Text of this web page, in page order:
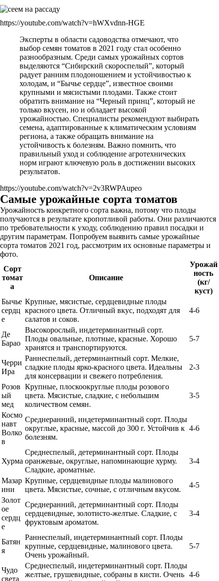
https://youtube.com/watch?v=hWXvdnn-HGE
Эксперты в области садоводства отмечают, что
выбор семян томатов в 2021 году стал особенно
разнообразным. Среди самых урожайных сортов
выделяются “Сибирский скороспелый”, который
радует ранним плодоношением и устойчивостью к
холодам, и “Бычье сердце”, известное своими
крупными и мясистыми плодами. Также стоит
обратить внимание на “Черный принц”, который не
только вкусен, но и обладает высокой
урожайностью. Специалисты рекомендуют выбирать
семена, адаптированные к климатическим условиям
региона, а также обращать внимание на
устойчивость к болезням. Важно помнить, что
правильный уход и соблюдение агротехнических
норм играют ключевую роль в достижении высоких
результатов.
https://youtube.com/watch?v=2v3RWPAupeo
Самые урожайные сорта томатов
Урожайность конкретного сорта важна, потому что плоды
получаются в результате кропотливой работы. Они различаются
по требовательности к уходу, соблюдению правил посадки и
другим параметрам. Попробуем выявить самые урожайные
сорта томатов 2021 год, рассмотрим их основные параметры и
фото.
Сорт
томат
а
Описание
Урожай
ность
(кг/
куст)
Бычье
сердц
е
Крупные, мясистые, сердцевидные плоды
красного цвета. Отличный вкус, подходят для
салатов и соков.
4-6
Де
Барао
Высокорослый, индетерминантный сорт.
Плоды овальные, плотные, красные. Хорошо
хранятся и транспортируются.
5-7
Черри
Ира
Раннеспелый, детерминантный сорт. Мелкие,
сладкие плоды ярко-красного цвета. Идеальны
для консервации и свежего потребления.
2-3
Розов
ый
мед
Крупные, плоскоокруглые плоды розового
цвета. Мясистые, сладкие, с небольшим
количеством семян.
3-5
Космо
навт
Волко
в
Среднеранний, индетерминантный сорт. Плоды
округлые, красные, массой до 300 г. Устойчив к
болезням.
4-6
Хурма
Среднеспелый, детерминантный сорт. Плоды
оранжевые, округлые, напоминающие хурму.
Сладкие, ароматные.
3-4
Мазар
ини
Крупные, сердцевидные плоды малинового
цвета. Мясистые, сочные, с отличным вкусом.
4-5
Золот
ое
сердц
е
Среднеранний, детерминантный сорт. Плоды
сердцевидные, золотисто-желтые. Сладкие, с
фруктовым ароматом.
3-4
Батян
я
Раннеспелый, индетерминантный сорт. Плоды
крупные, сердцевидные, малинового цвета.
Очень урожайный.
5-7
Чудо
света
Среднеспелый, индетерминантный сорт. Плоды
желтые, грушевидные, собраны в кисти. Очень 4-6